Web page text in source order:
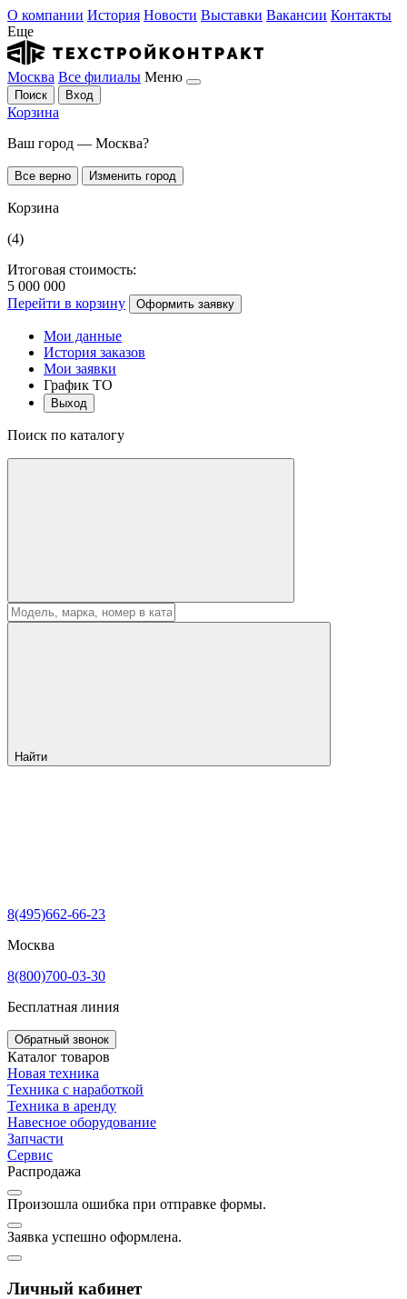
О компании История Новости Выставки Вакансии Контакты
Еще
Москва Все филиалы Меню
Поиск Вход
Корзина
Ваш город — Москва?
Все верно Изменить город
Корзина
(4)
Итоговая стоимость:
5 000 000
Перейти в корзину
Оформить заявку
Мои данные
История заказов
Мои заявки
График ТО
Выход
Поиск по каталогу
Найти
8(495)662-66-23
Москва
8(800)700-03-30
Бесплатная линия
Обратный звонок
Каталог товаров
Новая техника
Техника с наработкой
Техника в аренду
Навесное оборудование
Запчасти
Сервис
Распродажа
Произошла ошибка при отправке формы.
Заявка успешно оформлена.
Личный кабинет